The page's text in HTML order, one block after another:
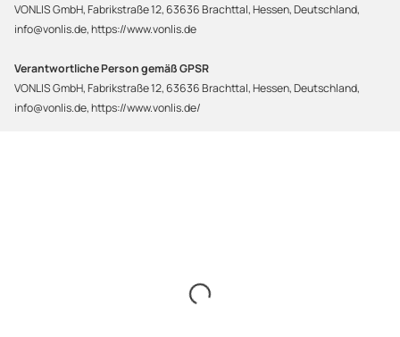
VONLIS GmbH, Fabrikstraße 12, 63636 Brachttal, Hessen, Deutschland,
info@vonlis.de, https://www.vonlis.de
Verantwortliche Person gemäß GPSR
VONLIS GmbH, Fabrikstraße 12, 63636 Brachttal, Hessen, Deutschland,
info@vonlis.de, https://www.vonlis.de/